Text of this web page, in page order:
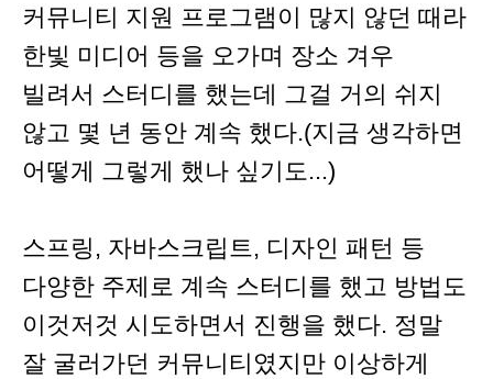
커뮤니티 지원 프로그램이 많지 않던 때라
한빛 미디어 등을 오가며 장소 겨우
빌려서 스터디를 했는데 그걸 거의 쉬지
않고 몇 년 동안 계속 했다.(지금 생각하면
어떻게 그렇게 했나 싶기도...)
스프링, 자바스크립트, 디자인 패턴 등
다양한 주제로 계속 스터디를 했고 방법도
이것저것 시도하면서 진행을 했다. 정말
잘 굴러가던 커뮤니티였지만 이상하게